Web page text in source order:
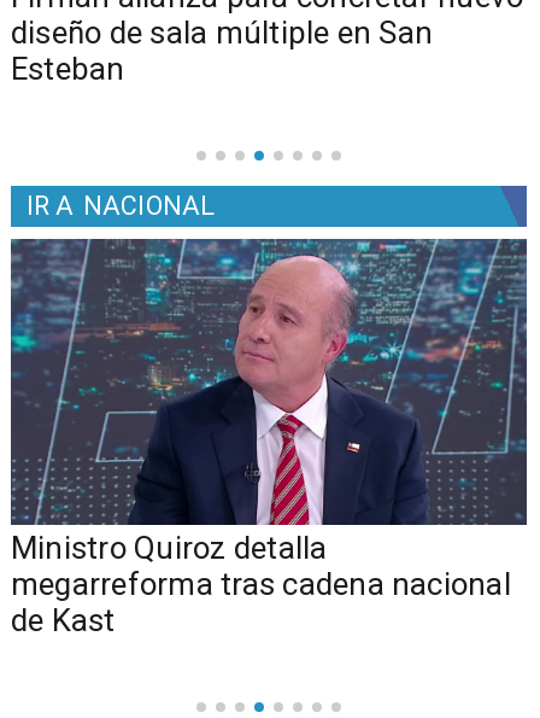
diseño de sala múltiple en San
Esteban
IR A NACIONAL
Ministro Quiroz detalla
megarreforma tras cadena nacional
de Kast